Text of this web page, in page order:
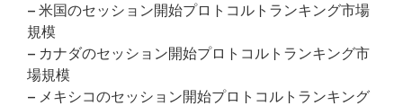
– 米国のセッション開始プロトコルトランキング市場
規模
– カナダのセッション開始プロトコルトランキング市
場規模
– メキシコのセッション開始プロトコルトランキング